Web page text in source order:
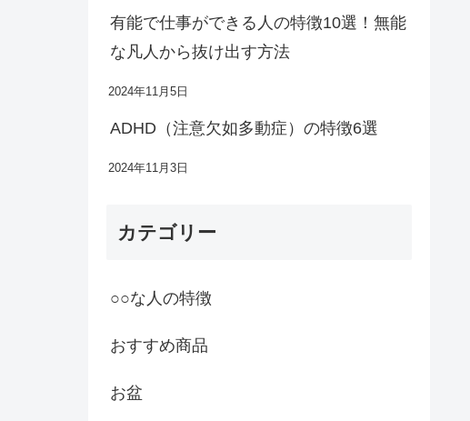
有能で仕事ができる人の特徴10選！無能
な凡人から抜け出す方法
2024年11月5日
ADHD（注意欠如多動症）の特徴6選
2024年11月3日
カテゴリー
○○な人の特徴
おすすめ商品
お盆